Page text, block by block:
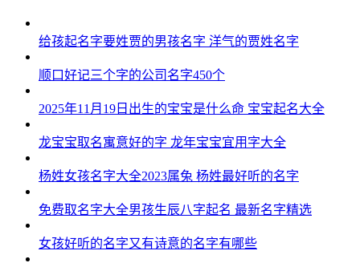
给孩起名字要姓贾的男孩名字 洋气的贾姓名字
顺口好记三个字的公司名字450个
2025年11月19日出生的宝宝是什么命 宝宝起名大全
龙宝宝取名寓意好的字 龙年宝宝宜用字大全
杨姓女孩名字大全2023属兔 杨姓最好听的名字
免费取名字大全男孩生辰八字起名 最新名字精选
女孩好听的名字又有诗意的名字有哪些